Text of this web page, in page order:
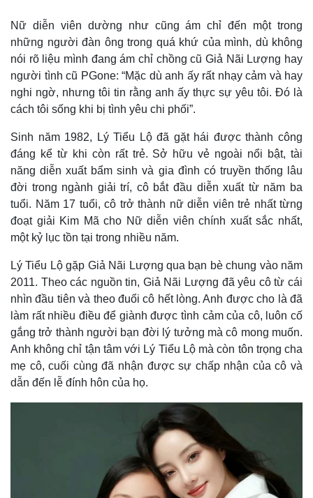
Nữ diễn viên dường như cũng ám chỉ đến một trong
những người đàn ông trong quá khứ của mình, dù không
nói rõ liệu mình đang ám chỉ chồng cũ Giả Nãi Lượng hay
người tình cũ PGone: “Mặc dù anh ấy rất nhạy cảm và hay
nghi ngờ, nhưng tôi tin rằng anh ấy thực sự yêu tôi. Đó là
cách tôi sống khi bị tình yêu chi phối”.
Sinh năm 1982, Lý Tiểu Lộ đã gặt hái được thành công
đáng kể từ khi còn rất trẻ. Sở hữu vẻ ngoài nổi bật, tài
năng diễn xuất bẩm sinh và gia đình có truyền thống lâu
đời trong ngành giải trí, cô bắt đầu diễn xuất từ ​​năm ba
tuổi. Năm 17 tuổi, cô trở thành nữ diễn viên trẻ nhất từng
đoạt giải Kim Mã cho Nữ diễn viên chính xuất sắc nhất,
một kỷ lục tồn tại trong nhiều năm.
Lý Tiểu Lộ gặp Giả Nãi Lượng qua bạn bè chung vào năm
2011. Theo các nguồn tin, Giả Nãi Lượng đã yêu cô từ cái
nhìn đầu tiên và theo đuổi cô hết lòng. Anh được cho là đã
làm rất nhiều điều để giành được tình cảm của cô, luôn cố
gắng trở thành người bạn đời lý tưởng mà cô mong muốn.
Anh không chỉ tận tâm với Lý Tiểu Lộ mà còn tôn trọng cha
mẹ cô, cuối cùng đã nhận được sự chấp nhận của cô và
dẫn đến lễ đính hôn của họ.